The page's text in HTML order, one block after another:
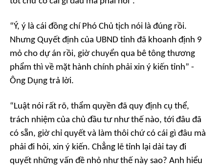
“Ý, ý là cái đồng chí Phó Chủ tịch nói là đúng rồi.
Nhưng Quyết định của UBND tỉnh đã khoanh định 9
mỏ cho dự án rồi, giờ chuyển qua bê tông thương
phẩm thì về mặt hành chính phải xin ý kiến tỉnh” -
Ông Dụng trả lời.
“Luật nói rất rõ, thẩm quyền đã quy định cụ thể,
trách nhiệm của chủ đầu tư như thế nào, tới đâu đã
có sẵn, giờ chỉ quyết và làm thôi chứ có cái gì đâu mà
phải đi hỏi, xin ý kiến. Chẳng lẽ tỉnh lại dài tay đi
quyết những vấn đề nhỏ như thế này sao? Anh hiểu